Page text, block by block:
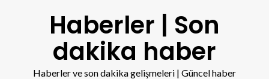
Haberler | Son
dakika haber
Haberler ve son dakika gelişmeleri | Güncel haber